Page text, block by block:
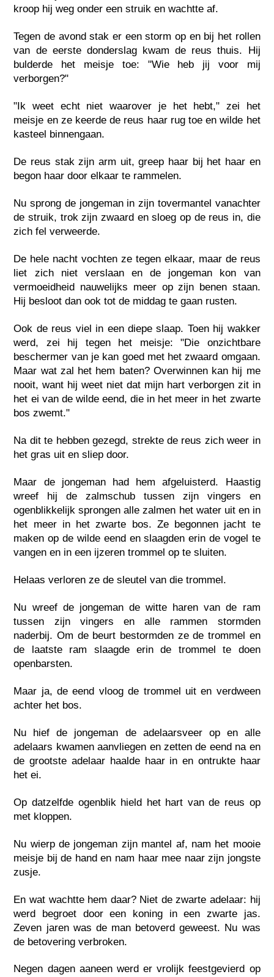
kroop hij weg onder een struik en wachtte af.
Tegen de avond stak er een storm op en bij het rollen
van de eerste donderslag kwam de reus thuis. Hij
bulderde het meisje toe: "Wie heb jij voor mij
verborgen?"
"Ik weet echt niet waarover je het hebt," zei het
meisje en ze keerde de reus haar rug toe en wilde het
kasteel binnengaan.
De reus stak zijn arm uit, greep haar bij het haar en
begon haar door elkaar te rammelen.
Nu sprong de jongeman in zijn tovermantel vanachter
de struik, trok zijn zwaard en sloeg op de reus in, die
zich fel verweerde.
De hele nacht vochten ze tegen elkaar, maar de reus
liet zich niet verslaan en de jongeman kon van
vermoeidheid nauwelijks meer op zijn benen staan.
Hij besloot dan ook tot de middag te gaan rusten.
Ook de reus viel in een diepe slaap. Toen hij wakker
werd, zei hij tegen het meisje: "Die onzichtbare
beschermer van je kan goed met het zwaard omgaan.
Maar wat zal het hem baten? Overwinnen kan hij me
nooit, want hij weet niet dat mijn hart verborgen zit in
het ei van de wilde eend, die in het meer in het zwarte
bos zwemt."
Na dit te hebben gezegd, strekte de reus zich weer in
het gras uit en sliep door.
Maar de jongeman had hem afgeluisterd. Haastig
wreef hij de zalmschub tussen zijn vingers en
ogenblikkelijk sprongen alle zalmen het water uit en in
het meer in het zwarte bos. Ze begonnen jacht te
maken op de wilde eend en slaagden erin de vogel te
vangen en in een ijzeren trommel op te sluiten.
Helaas verloren ze de sleutel van die trommel.
Nu wreef de jongeman de witte haren van de ram
tussen zijn vingers en alle rammen stormden
naderbij. Om de beurt bestormden ze de trommel en
de laatste ram slaagde erin de trommel te doen
openbarsten.
Maar ja, de eend vloog de trommel uit en verdween
achter het bos.
Nu hief de jongeman de adelaarsveer op en alle
adelaars kwamen aanvliegen en zetten de eend na en
de grootste adelaar haalde haar in en ontrukte haar
het ei.
Op datzelfde ogenblik hield het hart van de reus op
met kloppen.
Nu wierp de jongeman zijn mantel af, nam het mooie
meisje bij de hand en nam haar mee naar zijn jongste
zusje.
En wat wachtte hem daar? Niet de zwarte adelaar: hij
werd begroet door een koning in een zwarte jas.
Zeven jaren was de man betoverd geweest. Nu was
de betovering verbroken.
Negen dagen aaneen werd er vrolijk feestgevierd op